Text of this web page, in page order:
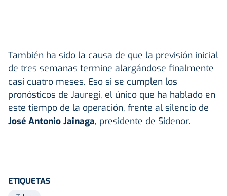
También ha sido la causa de que la previsión inicial
de tres semanas termine alargándose finalmente
casi cuatro meses. Eso si se cumplen los
pronósticos de Jauregi, el único que ha hablado en
este tiempo de la operación, frente al silencio de
José Antonio Jainaga, presidente de Sidenor.
ETIQUETAS